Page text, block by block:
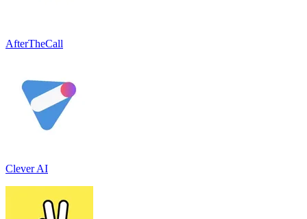
AfterTheCall
Clever AI